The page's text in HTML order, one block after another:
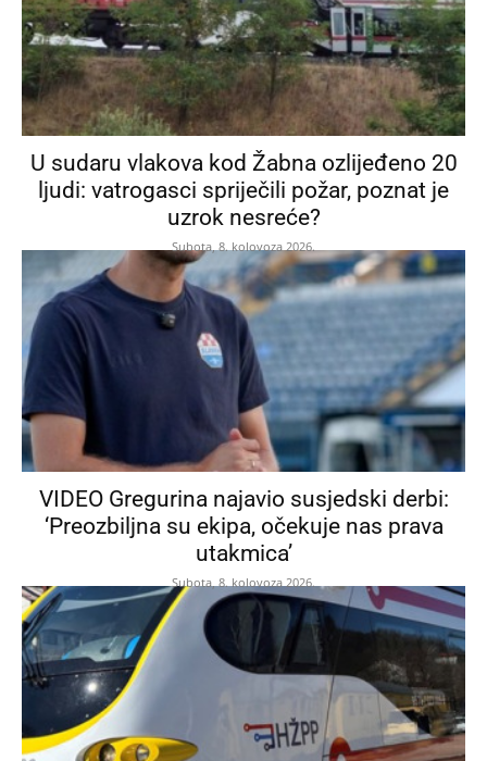
U sudaru vlakova kod Žabna ozlijeđeno 20
ljudi: vatrogasci spriječili požar, poznat je
uzrok nesreće?
Subota, 8. kolovoza 2026.
VIDEO Gregurina najavio susjedski derbi:
‘Preozbiljna su ekipa, očekuje nas prava
utakmica’
Subota, 8. kolovoza 2026.